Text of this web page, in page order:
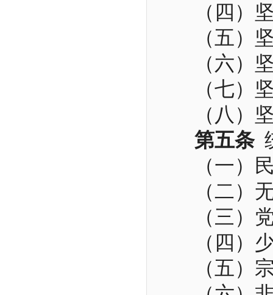
（四）
（五）
（六）
（七）
（八）
第五条
（一）
（二）
（三）
（四）
（五）